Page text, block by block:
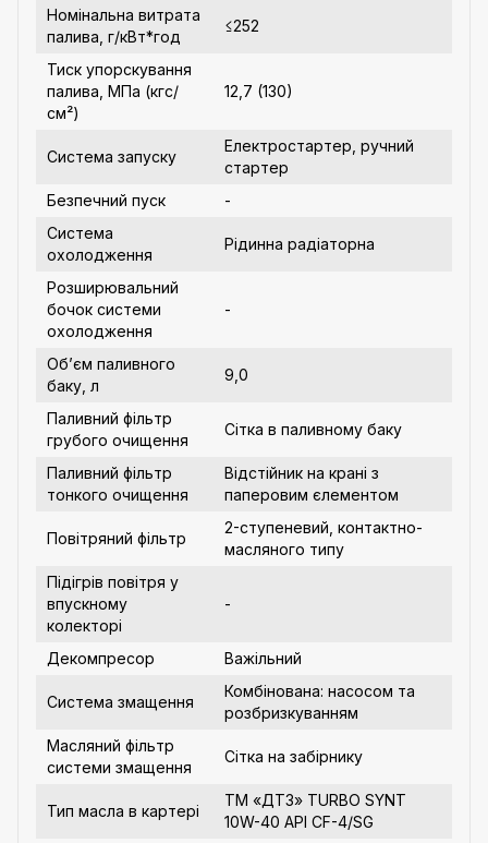
Номінальна витрата
палива, г/кВт*год
≤252
Тиск упорскування
палива, МПа (кгс/
см²)
12,7 (130)
Система запуску
Електростартер, ручний
стартер
Безпечний пуск
-
Система
охолодження
Рідинна радіаторна
Розширювальний
бочок системи
охолодження
-
Об’єм паливного
баку, л
9,0
Паливний фільтр
грубого очищення
Сітка в паливному баку
Паливний фільтр
тонкого очищення
Відстійник на крані з
паперовим єлементом
Повітряний фільтр
2-ступеневий, контактно-
масляного типу
Підігрів повітря у
впускному
колекторі
-
Декомпресор Важільний
Система змащення
Комбінована: насосом та
розбризкуванням
Масляний фільтр
системи змащення
Сітка на забірнику
Тип масла в картері
ТМ «ДТЗ» TURBO SYNT
10W-40 API CF-4/SG